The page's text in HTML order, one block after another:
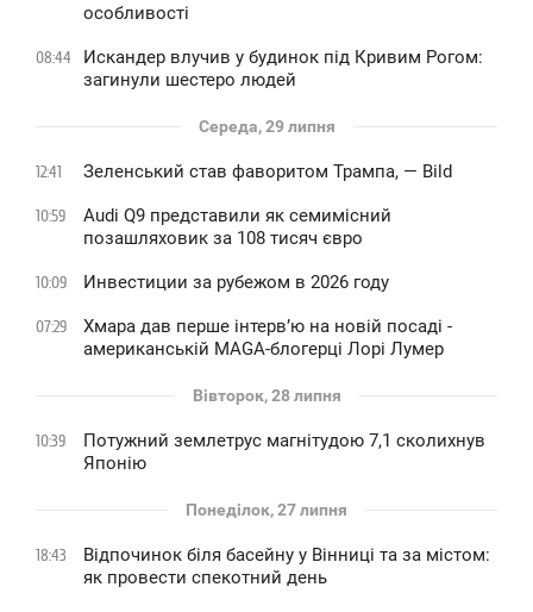
особливості
08:44
Искандер влучив у будинок під Кривим Рогом:
загинули шестеро людей
Середа, 29 липня
12:41 Зеленський став фаворитом Трампа, — Bild
10:59
Audi Q9 представили як семимісний
позашляховик за 108 тисяч євро
10:09 Инвестиции за рубежом в 2026 году
07:29
Хмара дав перше інтервʼю на новій посаді -
американській MAGA-блогерці Лорі Лумер
Вівторок, 28 липня
10:39
Потужний землетрус магнітудою 7,1 сколихнув
Японію
Понеділок, 27 липня
18:43
Відпочинок біля басейну у Вінниці та за містом:
як провести спекотний день